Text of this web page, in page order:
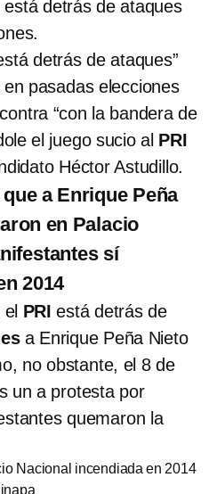
detrás de ataques
detrás de ataques”
pasadas elecciones
“con la bandera de
el juego sucio al PRI
Héctor Astudillo.
a Enrique Peña
en Palacio
sí
2014
PRI está detrás de
a Enrique Peña Nieto
no obstante, el 8 de
un a protesta por
quemaron la